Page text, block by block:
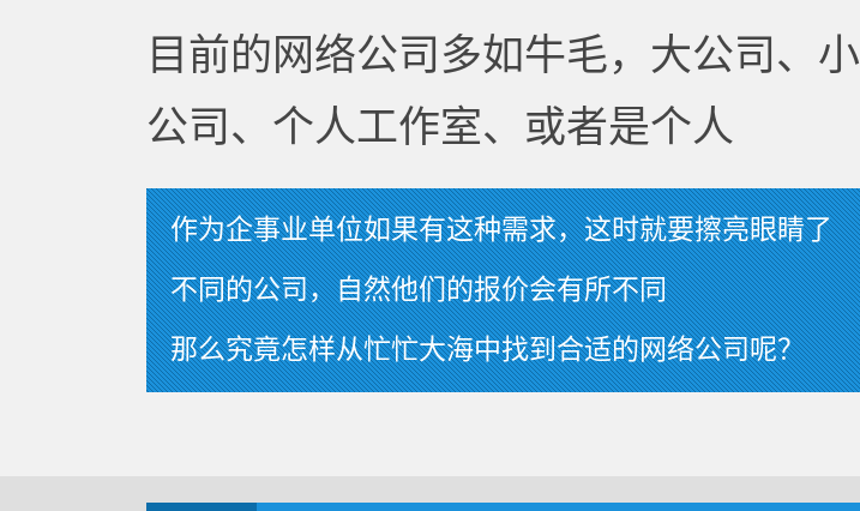
目前的网络公司多如牛毛，大公司、小
公司、个人工作室、或者是个人
作为企事业单位如果有这种需求，这时就要擦亮眼睛了
不同的公司，自然他们的报价会有所不同
那么究竟怎样从忙忙大海中找到合适的网络公司呢？